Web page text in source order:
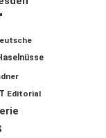
Editorial